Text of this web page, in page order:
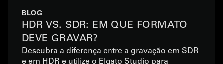
BLOG
HDR VS. SDR: EM QUE FORMATO
DEVE GRAVAR?
Descubra a diferença entre a gravação em SDR
e em HDR e utilize o Elgato Studio para